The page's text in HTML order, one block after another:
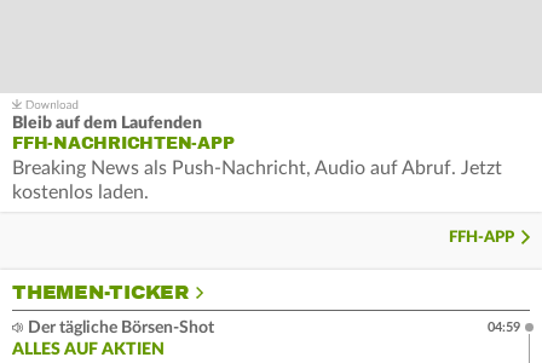
Bleib auf dem Laufenden
FFH-NACHRICHTEN-APP
Breaking News als Push-Nachricht, Audio auf Abruf. Jetzt
kostenlos laden.
FFH-APP
THEMEN-TICKER
Der tägliche Börsen-Shot
ALLES AUF AKTIEN
04:59